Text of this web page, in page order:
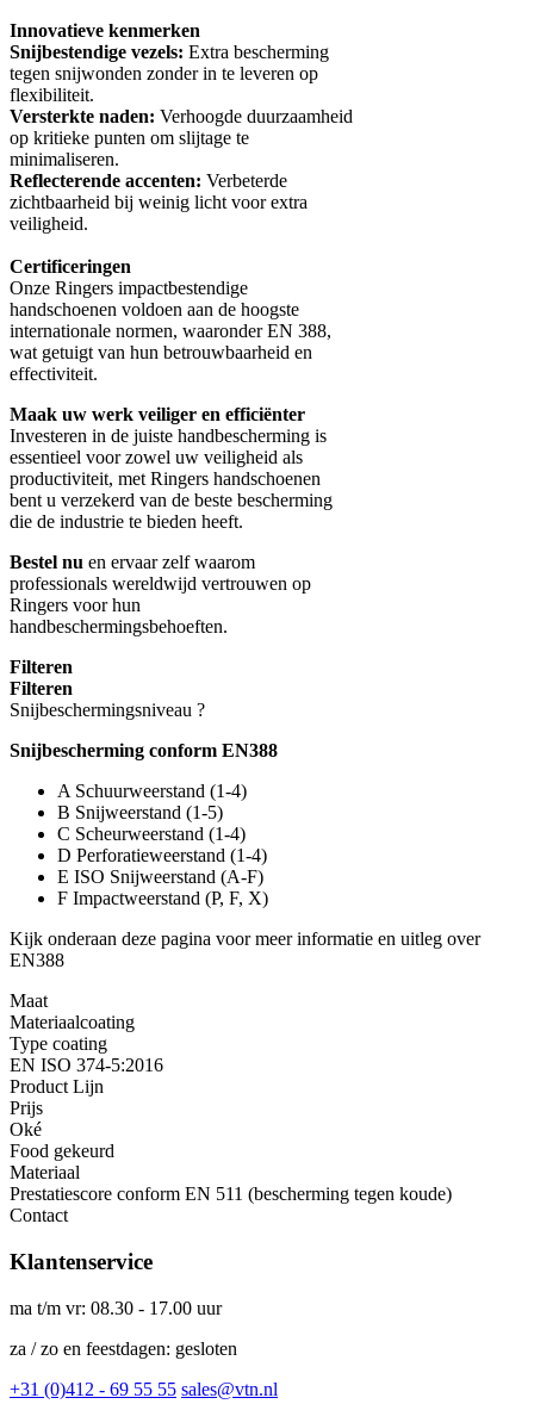
Innovatieve kenmerken
Snijbestendige vezels: Extra bescherming
tegen snijwonden zonder in te leveren op
flexibiliteit.
Versterkte naden: Verhoogde duurzaamheid
op kritieke punten om slijtage te
minimaliseren.
Reflecterende accenten: Verbeterde
zichtbaarheid bij weinig licht voor extra
veiligheid.
Certificeringen
Onze Ringers impactbestendige
handschoenen voldoen aan de hoogste
internationale normen, waaronder EN 388,
wat getuigt van hun betrouwbaarheid en
effectiviteit.
Maak uw werk veiliger en efficiënter
Investeren in de juiste handbescherming is
essentieel voor zowel uw veiligheid als
productiviteit, met Ringers handschoenen
bent u verzekerd van de beste bescherming
die de industrie te bieden heeft.
Bestel nu en ervaar zelf waarom
professionals wereldwijd vertrouwen op
Ringers voor hun
handbeschermingsbehoeften.
Filteren
Filteren
Snijbeschermingsniveau ?
Snijbescherming conform EN388
A Schuurweerstand (1-4)
B Snijweerstand (1-5)
C Scheurweerstand (1-4)
D Perforatieweerstand (1-4)
E ISO Snijweerstand (A-F)
F Impactweerstand (P, F, X)
Kijk onderaan deze pagina voor meer informatie en uitleg over
EN388
Maat
Materiaalcoating
Type coating
EN ISO 374-5:2016
Product Lijn
Prijs
Oké
Food gekeurd
Materiaal
Prestatiescore conform EN 511 (bescherming tegen koude)
Contact
Klantenservice
ma t/m vr: 08.30 - 17.00 uur
za / zo en feestdagen: gesloten
+31 (0)412 - 69 55 55 sales@vtn.nl